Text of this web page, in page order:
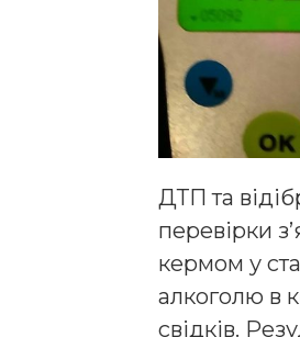
ДТП та
перевірки
кермом у
алкоголю в
свідків.